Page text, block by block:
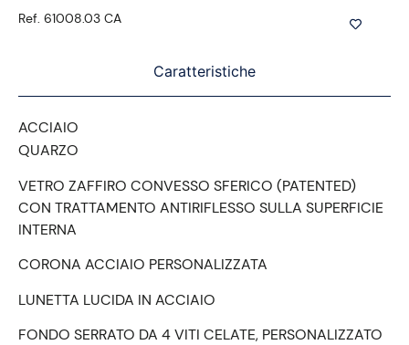
Ref. 61008.03 CA
Caratteristiche
ACCIAIO
QUARZO
VETRO ZAFFIRO CONVESSO SFERICO (PATENTED)
CON TRATTAMENTO ANTIRIFLESSO SULLA SUPERFICIE
INTERNA
CORONA ACCIAIO PERSONALIZZATA
LUNETTA LUCIDA IN ACCIAIO
FONDO SERRATO DA 4 VITI CELATE, PERSONALIZZATO